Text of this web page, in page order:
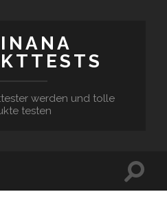
werden und tolle
testen